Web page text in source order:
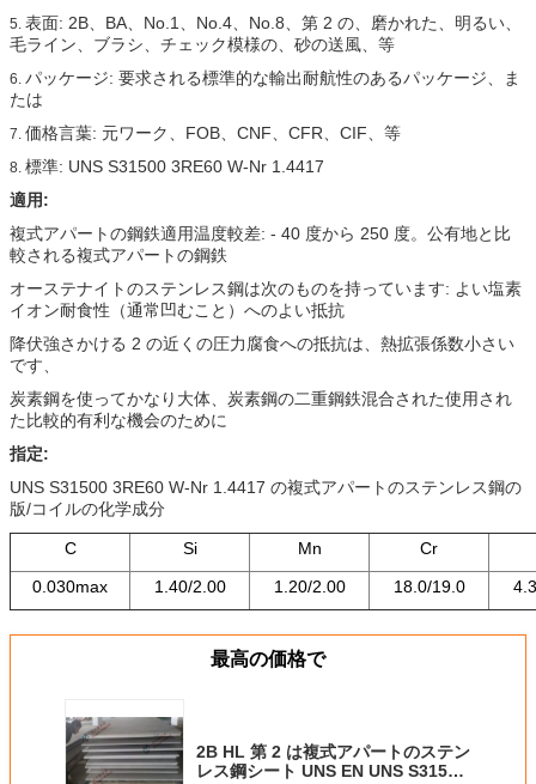
5. 表面: 2B、BA、No.1、No.4、No.8、第 2 の、磨かれた、明るい、
毛ライン、ブラシ、チェック模様の、砂の送風、等
6. パッケージ: 要求される標準的な輸出耐航性のあるパッケージ、ま
たは
7. 価格言葉: 元ワーク、FOB、CNF、CFR、CIF、等
8. 標準: UNS S31500 3RE60 W-Nr 1.4417
適用:
複式アパートの鋼鉄適用温度較差: - 40 度から 250 度。公有地と比
較される複式アパートの鋼鉄
オーステナイトのステンレス鋼は次のものを持っています: よい塩素
イオン耐食性（通常凹むこと）へのよい抵抗
降伏強さかける 2 の近くの圧力腐食への抵抗は、熱拡張係数小さい
です、
炭素鋼を使ってかなり大体、炭素鋼の二重鋼鉄混合された使用され
た比較的有利な機会のために
指定:
UNS S31500 3RE60 W-Nr 1.4417 の複式アパートのステンレス鋼の
版/コイルの化学成分
C Si Mn
Cr
0.030max
1.40/2.00 1.20/2.00 18.0/19.0
最高の価格で
2B HL 第 2 は複式アパートのステン
レス鋼シート UNS EN UNS S31500